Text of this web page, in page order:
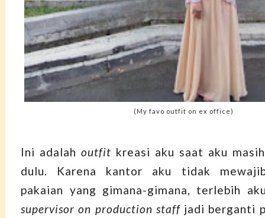
(My favo outfit on ex office)
Ini adalahoutfit kreasi aku saat aku
dulu. Karena kantor aku tidak
pakaian yang gimana-gimana, terlebih
supervisor on production staffjadi berganti